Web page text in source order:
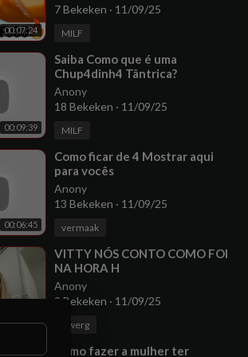
00:07:24
7 Bekeken · 11/09/25
MILF
00:09:39
⁣Saiba Como que é uma
Chup4dinh4 Tântrica?
Anony
18 Bekeken · 11/09/25
MILF
00:06:45
⁣Como ficar de 4 Mostrar aqui
para vocês
Anony
13 Bekeken · 11/09/25
vermaak
00:08:57
⁣VITTY NÓS CONTO COMO FOI
NA HORA H
Anony
9 Bekeken · 11/09/25
Dwerg
⁣Como fazer a mulher ter